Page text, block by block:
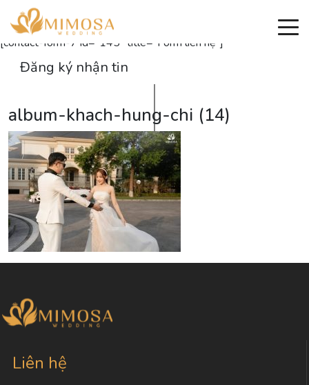
Đăng ký nhận thông tin
[contact-form-7 id="145" title="Form liên hệ"]
Đăng ký nhận tin
album-khach-hung-chi (14)
Liên hệ